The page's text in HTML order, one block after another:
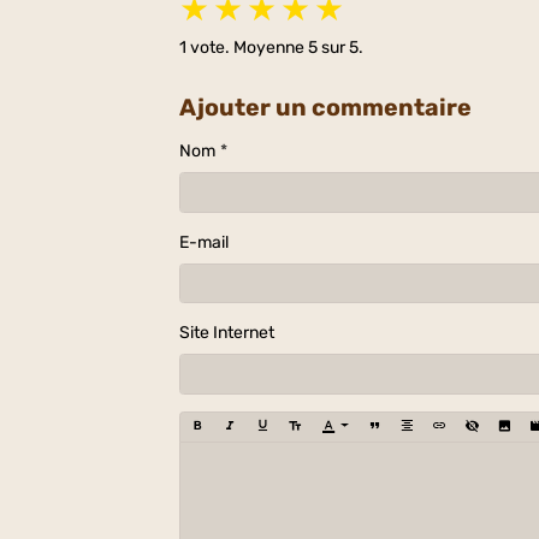
★ ★ ★ ★ ★
1 vote. Moyenne5sur 5.
Ajouter un commentaire
Nom
E-mail
Site Internet